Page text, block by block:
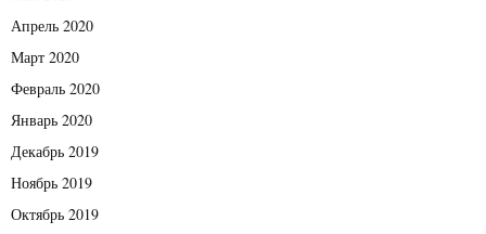
Апрель 2020
Март 2020
Февраль 2020
Январь 2020
Декабрь 2019
Ноябрь 2019
Октябрь 2019